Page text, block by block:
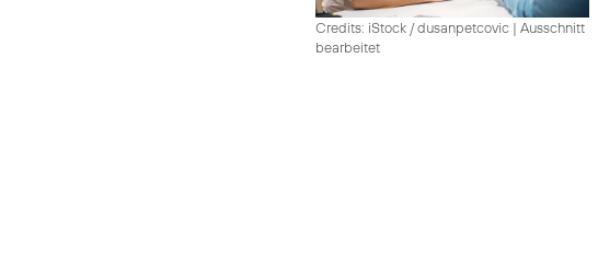
Credits: iStock / dusanpetcovic | Ausschnitt
bearbeitet